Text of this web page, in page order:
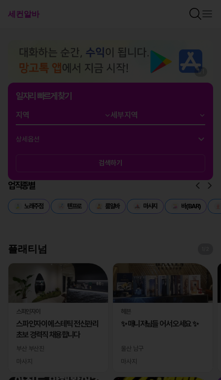
1/
일자리 빠르게 찾기
상세옵션
검색하기
업직종별
노래주점 텐프로 룸알바 마사지 바(BAR)
플래티넘
스파인자이
스파인자이 에스테틱 전신관리
초보 경력직 채용합니다
부산 부산진
마사지
헤븐
✨ 매니저님들 어서 오세요 ✨
울산 남구
마사지